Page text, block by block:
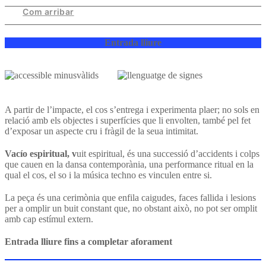
Com arribar
Entrada lliure
A partir de l’impacte, el cos s’entrega i experimenta plaer; no sols en
relació amb els objectes i superfícies que li envolten, també pel fet
d’exposar un aspecte cru i fràgil de la seua intimitat.
Vacío espiritual, vuit espiritual, és una successió d’accidents i colps
que cauen en la dansa contemporània, una performance ritual en la
qual el cos, el so i la música techno es vinculen entre si.
La peça és una cerimònia que enfila caigudes, faces fallida i lesions
per a omplir un buit constant que, no obstant això, no pot ser omplit
amb cap estímul extern.
Entrada lliure fins a completar aforament